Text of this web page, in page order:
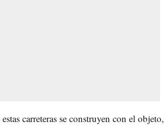
carreteras se construyen con el objeto,